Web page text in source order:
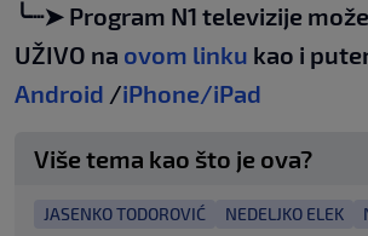
╰┈➤ Program N1 televizije
UŽIVO na ovom linku kao i
Android /iPhone/iPad
Više tema kao što je ova?
JASENKO TODOROVIĆ NEDELJKO ELEK